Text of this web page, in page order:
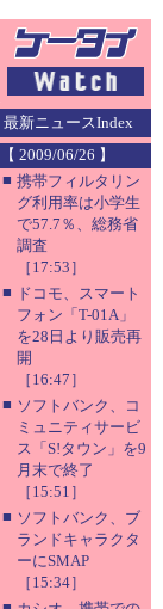
最新ニュースIndex
【 2009/06/26 】
■ 携帯フィルタリン
グ利用率は小学生
で57.7％、総務省
調査
［17:53］
■ ドコモ、スマート
フォン「T-01A」
を28日より販売再
開
［16:47］
■ ソフトバンク、コ
ミュニティサービ
ス「S!タウン」を9
月末で終了
［15:51］
■ ソフトバンク、ブ
ランドキャラクタ
ーにSMAP
［15:34］